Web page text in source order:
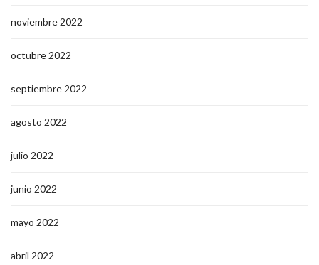
noviembre 2022
octubre 2022
septiembre 2022
agosto 2022
julio 2022
junio 2022
mayo 2022
abril 2022